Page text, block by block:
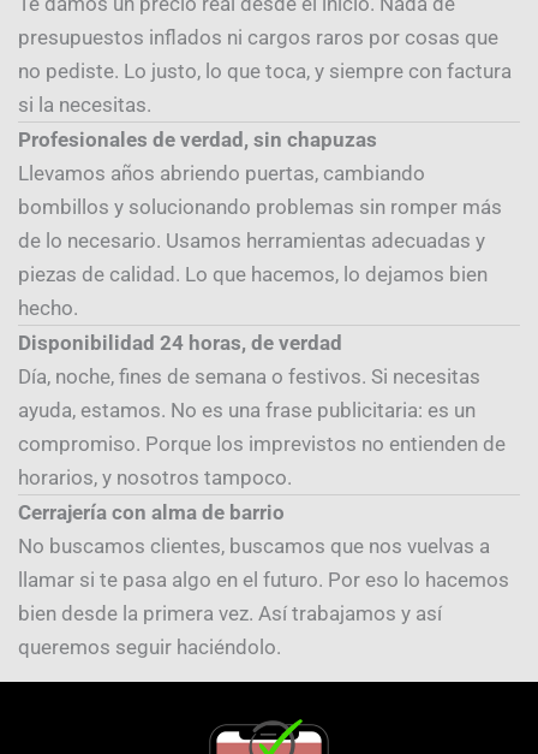
presupuestos inflados ni cargos raros por cosas que
no pediste. Lo justo, lo que toca, y siempre con factura
si la necesitas.
Profesionales de verdad, sin chapuzas
Llevamos años abriendo puertas, cambiando
bombillos y solucionando problemas sin romper más
de lo necesario. Usamos herramientas adecuadas y
piezas de calidad. Lo que hacemos, lo dejamos bien
hecho.
Disponibilidad 24 horas, de verdad
Día, noche, fines de semana o festivos. Si necesitas
ayuda, estamos. No es una frase publicitaria: es un
compromiso. Porque los imprevistos no entienden de
horarios, y nosotros tampoco.
Cerrajería con alma de barrio
No buscamos clientes, buscamos que nos vuelvas a
llamar si te pasa algo en el futuro. Por eso lo hacemos
bien desde la primera vez. Así trabajamos y así
queremos seguir haciéndolo.